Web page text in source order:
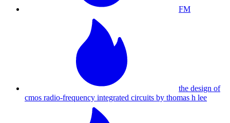
FM
the design of
cmos radio-frequency integrated circuits by thomas h lee